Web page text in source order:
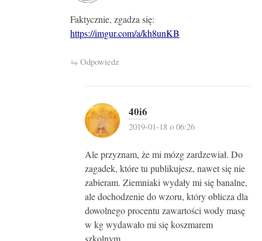
Faktycznie, zgadza się:
https://imgur.com/a/kh8unKB
Odpowiedz
40i6
2019-01-18 o 06:26
Ale przyznam, że mi mózg zardzewiał. Do
zagadek, które tu publikujesz, nawet się nie
zabieram. Ziemniaki wydały mi się banalne,
ale dochodzenie do wzoru, który oblicza dla
dowolnego procentu zawartości wody masę
w kg wydawało mi się koszmarem